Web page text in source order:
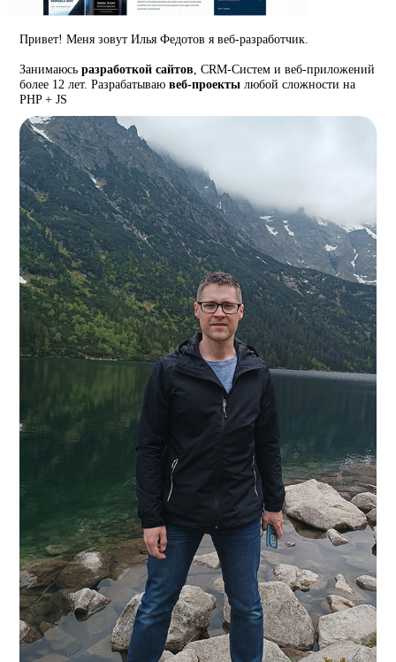
Привет! Меня зовут Илья Федотов я веб-разработчик.
Занимаюсьразработкой сайтов, CRM-Систем и веб-приложений
более 12 лет. Разрабатываювеб-проекты любой сложности на
PHP + JS